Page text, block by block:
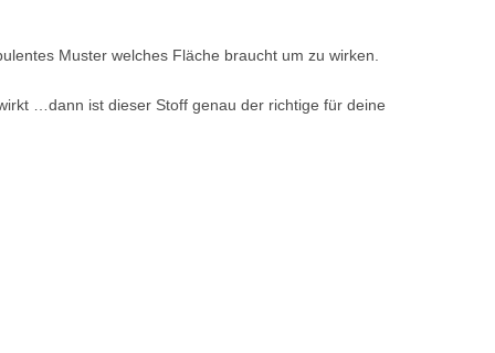
Muster welches Fläche braucht um zu wirken.
…dann ist dieser Stoff genau der richtige für deine